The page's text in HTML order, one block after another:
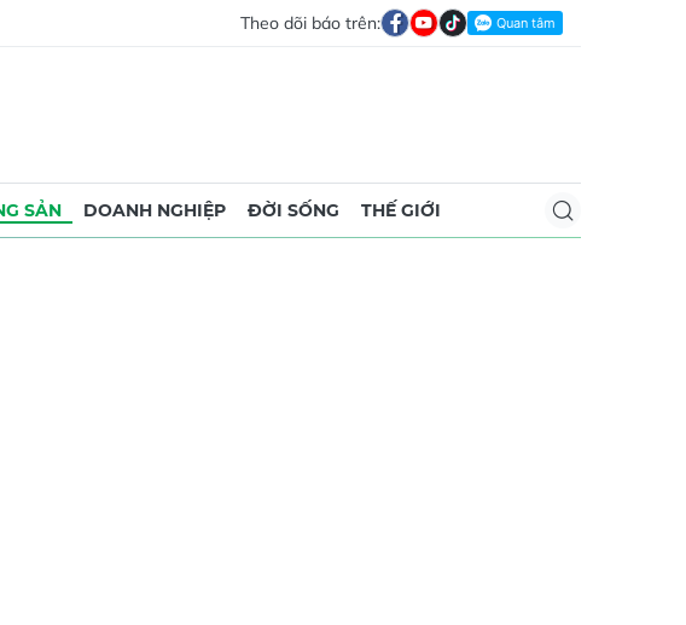
Theo dõi báo trên:
SẢN DOANH NGHIỆP ĐỜI SỐNG THẾ GIỚI